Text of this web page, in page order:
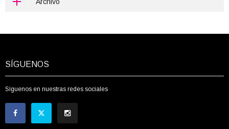
Archivo
SÍGUENOS
Síguenos en nuestras redes sociales